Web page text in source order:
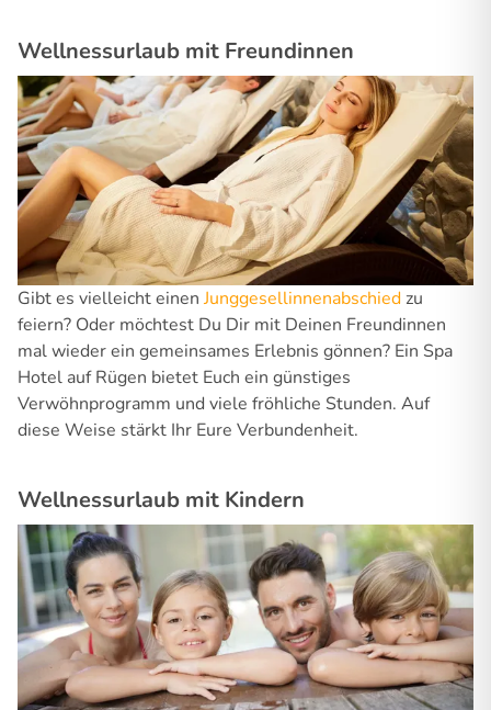
Wellnessurlaub mit Freundinnen
Gibt es vielleicht einenJunggesellinnenabschied zu
feiern? Oder möchtest Du Dir mit Deinen Freundinnen
mal wieder ein gemeinsames Erlebnis gönnen? Ein Spa
Hotel auf Rügen bietet Euch ein günstiges
Verwöhnprogramm und viele fröhliche Stunden. Auf
diese Weise stärkt Ihr Eure Verbundenheit.
Wellnessurlaub mit Kindern